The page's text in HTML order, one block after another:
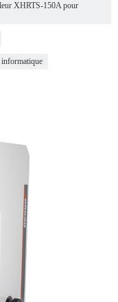
XHRTS-150A pour
informatique